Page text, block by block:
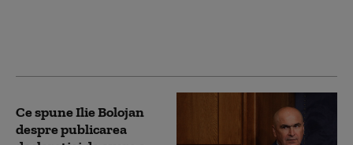
Ce spune Ilie Bolojan
despre publicarea